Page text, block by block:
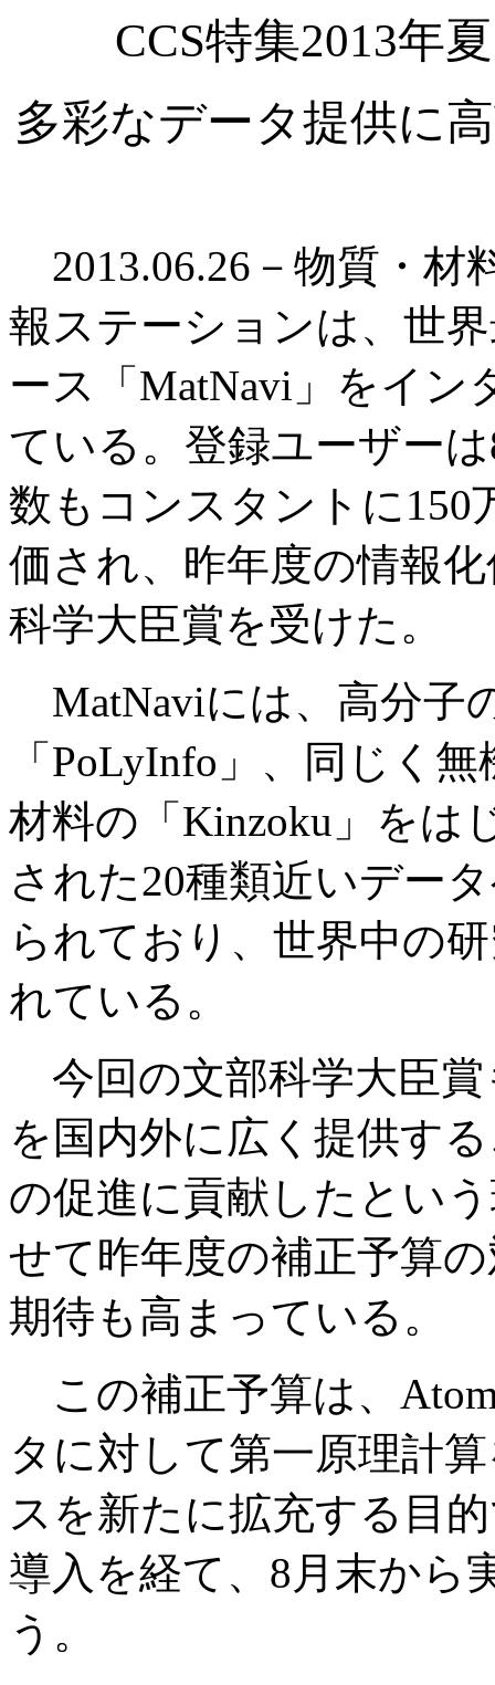
CCS特集2013年
多彩なデータ提供に
2013.06.26－物質・材
報ステーションは、世
ース「MatNavi」をイン
ている。登録ユーザー
数もコンスタントに150
価され、昨年度の情報
科学大臣賞を受けた。
MatNaviには、高分子
「PoLyInfo」、同じく
材料の「Kinzoku」をは
された20種類近いデー
られており、世界中の
れている。
今回の文部科学大臣賞
を国内外に広く提供す
の促進に貢献したとい
せて昨年度の補正予算
期待も高まっている。
この補正予算は、
タに対して第一原理計
スを新たに拡充する目
導入を経て、8月末から
う。